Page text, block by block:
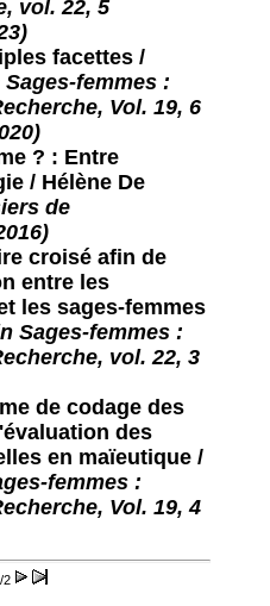
vol. 22, 5
facettes /
Sages-femmes :
Vol. 19, 6
? : Entre
/ Hélène De
de
croisé afin de
entre les
les sages-femmes
Sages-femmes :
vol. 22, 3
de codage des
des
en maïeutique /
femmes :
Vol. 19, 4
2